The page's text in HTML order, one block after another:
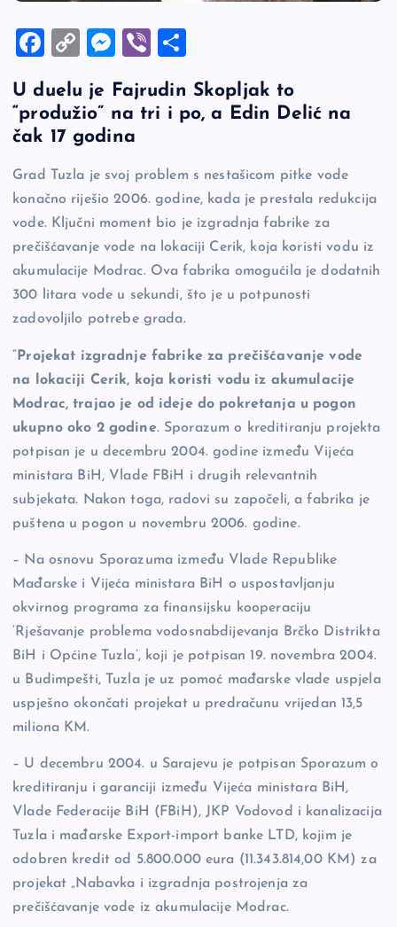
F
c
e
o
o
k
C
p
y
n
k
M
se
n
er
Vi
er ar
e
U duelu je Fajrudin Skopljak to
“produžio” na tri i po, a Edin Delić na
čak 17 godina
Grad Tuzla je svoj problem s nestašicom pitke vode
konačno riješio 2006. godine, kada je prestala redukcija
vode. Ključni moment bio je izgradnja fabrike za
prečišćavanje vode na lokaciji Cerik, koja koristi vodu iz
akumulacije Modrac. Ova fabrika omogućila je dodatnih
300 litara vode u sekundi, što je u potpunosti
zadovoljilo potrebe grada.
“ Projekat izgradnje fabrike za prečišćavanje vode
na lokaciji Cerik, koja koristi vodu iz akumulacije
Modrac, trajao je od ideje do pokretanja u pogon
ukupno oko 2 godine. Sporazum o kreditiranju projekta
potpisan je u decembru 2004. godine između Vijeća
ministara BiH, Vlade FBiH i drugih relevantnih
subjekata. Nakon toga, radovi su započeli, a fabrika je
puštena u pogon u novembru 2006. godine.
– Na osnovu Sporazuma između Vlade Republike
Mađarske i Vijeća ministara BiH o uspostavljanju
okvirnog programa za finansijsku kooperaciju
‘Rješavanje problema vodosnabdijevanja Brčko Distrikta
BiH i Općine Tuzla’, koji je potpisan 19. novembra 2004.
u Budimpešti, Tuzla je uz pomoć mađarske vlade uspjela
uspješno okončati projekat u predračunu vrijedan 13,5
miliona KM.
– U decembru 2004. u Sarajevu je potpisan Sporazum o
kreditiranju i garanciji između Vijeća ministara BiH,
Vlade Federacije BiH (FBiH), JKP Vodovod i kanalizacija
Tuzla i mađarske Export-import banke LTD, kojim je
odobren kredit od 5.800.000 eura (11.343.814,00 KM) za
projekat „Nabavka i izgradnja postrojenja za
prečišćavanje vode iz akumulacije Modrac.